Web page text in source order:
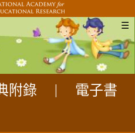
☰
附錄
電子書